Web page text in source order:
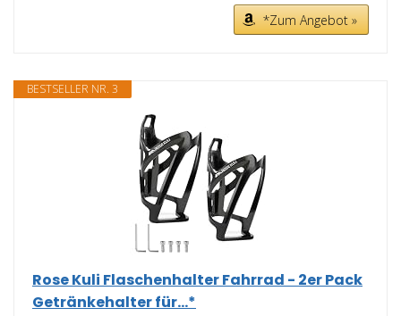
*Zum Angebot »
BESTSELLER NR. 3
Rose Kuli Flaschenhalter Fahrrad - 2er Pack
Getränkehalter für...*